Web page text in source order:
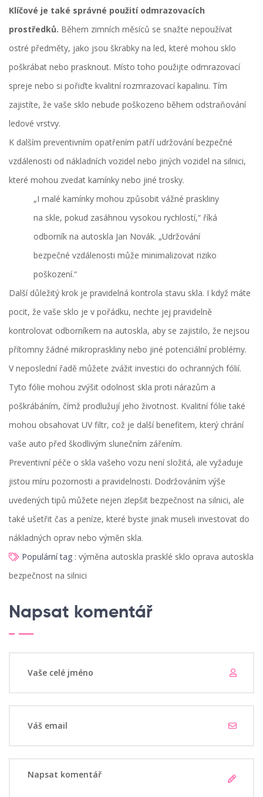
Klíčové je také správné použití odmrazovacích
prostředků. Během zimních měsíců se snažte nepoužívat
ostré předměty, jako jsou škrabky na led, které mohou sklo
poškrábat nebo prasknout. Místo toho použijte odmrazovací
spreje nebo si pořiďte kvalitní rozmrazovací kapalinu. Tím
zajistíte, že vaše sklo nebude poškozeno během odstraňování
ledové vrstvy.
K dalším preventivním opatřením patří udržování bezpečné
vzdálenosti od nákladních vozidel nebo jiných vozidel na silnici,
které mohou zvedat kamínky nebo jiné trosky.
„I malé kamínky mohou způsobit vážné praskliny
na skle, pokud zasáhnou vysokou rychlostí,“ říká
odborník na autoskla Jan Novák. „Udržování
bezpečné vzdálenosti může minimalizovat riziko
poškození.“
Další důležitý krok je pravidelná kontrola stavu skla. I když máte
pocit, že vaše sklo je v pořádku, nechte jej pravidelně
kontrolovat odborníkem na autoskla, aby se zajistilo, že nejsou
přítomny žádné mikropraskliny nebo jiné potenciální problémy.
V neposlední řadě můžete zvážit investici do ochranných fólií.
Tyto fólie mohou zvýšit odolnost skla proti nárazům a
poškrábáním, čímž prodlužují jeho životnost. Kvalitní fólie také
mohou obsahovat UV filtr, což je další benefitem, který chrání
vaše auto před škodlivým slunečním zářením.
Preventivní péče o skla vašeho vozu není složitá, ale vyžaduje
jistou míru pozornosti a pravidelnosti. Dodržováním výše
uvedených tipů můžete nejen zlepšit bezpečnost na silnici, ale
také ušetřit čas a peníze, které byste jinak museli investovat do
nákladných oprav nebo výměn skla.
Populární tag : výměna autoskla prasklé sklo oprava autoskla
bezpečnost na silnici
Napsat komentář